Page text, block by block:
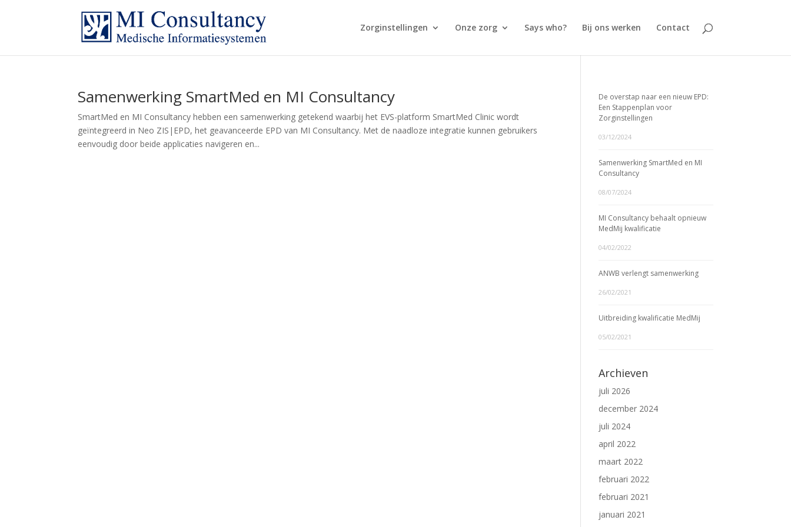
Zorginstellingen Onze zorg Says who? Bij ons werken Contact
Samenwerking SmartMed en MI Consultancy
SmartMed en MI Consultancy hebben een samenwerking getekend waarbij het EVS-platform SmartMed Clinic wordt
geïntegreerd in Neo ZIS|EPD, het geavanceerde EPD van MI Consultancy. Met de naadloze integratie kunnen gebruikers
eenvoudig door beide applicaties navigeren en...
De overstap naar een nieuw EPD:
Een Stappenplan voor
Zorginstellingen
03/12/2024
Samenwerking SmartMed en MI
Consultancy
08/07/2024
MI Consultancy behaalt opnieuw
MedMij kwalificatie
04/02/2022
ANWB verlengt samenwerking
26/02/2021
Uitbreiding kwalificatie MedMij
05/02/2021
Archieven
juli 2026
december 2024
juli 2024
april 2022
maart 2022
februari 2022
februari 2021
januari 2021